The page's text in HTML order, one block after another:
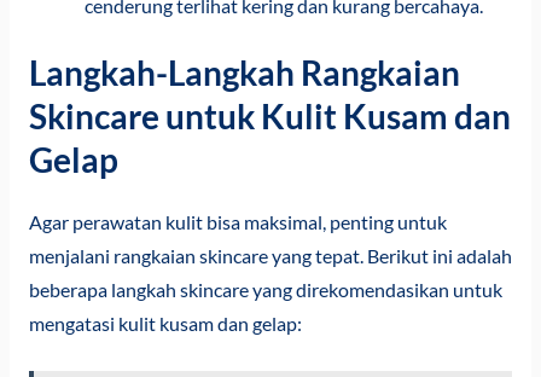
cenderung terlihat kering dan kurang bercahaya.
Langkah-Langkah Rangkaian
Skincare untuk Kulit Kusam dan
Gelap
Agar perawatan kulit bisa maksimal, penting untuk
menjalani rangkaian skincare yang tepat. Berikut ini adalah
beberapa langkah skincare yang direkomendasikan untuk
mengatasi kulit kusam dan gelap: